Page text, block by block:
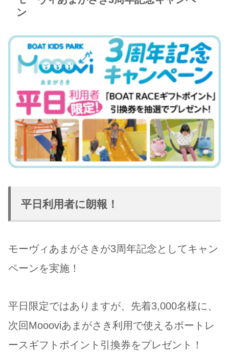
ン
平日利用者に朗報！
モーヴィあまがさきが3周年記念としてキャン
ペーンを実施！
平日限定ではありますが、先着3,000名様に、
次回Moooviあまがさき利用で使えるボートレ
ースギフトポイント引換券をプレゼント！